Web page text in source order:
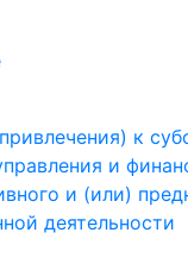
к
и
и (или)
деятельности